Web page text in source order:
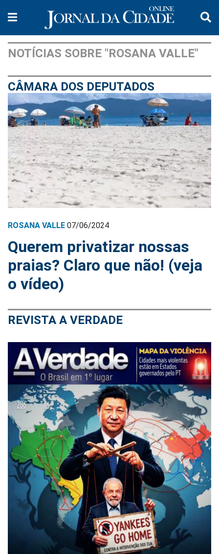
NOTÍCIAS SOBRE "ROSANA VALLE"
CÂMARA DOS DEPUTADOS
ROSANA VALLE 07/06/2024
Querem privatizar nossas
praias? Claro que não! (veja
o vídeo)
REVISTA A VERDADE